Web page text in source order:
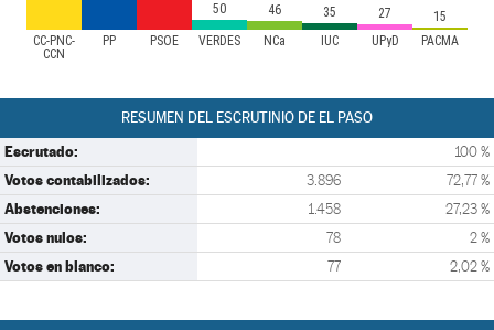
CC-PNC-
CCN
PP PSOE VERDES NCa IUC UPyD PACMA
50 46 35 27 15
RESUMEN DEL ESCRUTINIO DE EL PASO
Escrutado: 100 %
Votos contabilizados: 3.896 72,77 %
Abstenciones: 1.458 27,23 %
Votos nulos: 78 2 %
Votos en blanco: 77 2,02 %